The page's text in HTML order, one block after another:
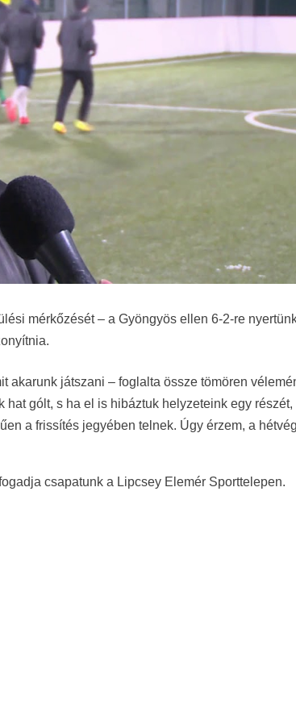
mérkőzését – a Gyöngyös ellen 6-2-re
akarunk játszani – foglalta össze tömören
gólt, s ha el is hibáztuk helyzeteink egy részét,
a frissítés jegyében telnek. Úgy érzem, a
csapatunk a Lipcsey Elemér Sporttelepen.